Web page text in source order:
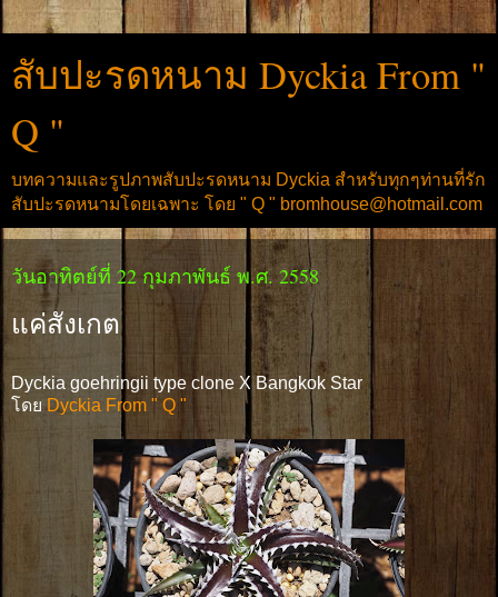
สับปะรดหนาม Dyckia From "
Q "
บทความและรูปภาพสับปะรดหนาม Dyckia สำหรับทุกๆท่านที่รัก
สับปะรดหนามโดยเฉพาะ โดย " Q " bromhouse@hotmail.com
วันอาทิตย์ที่ 22 กุมภาพันธ์ พ.ศ. 2558
แค่สังเกต
Dyckia goehringii type clone X Bangkok Star
โดยDyckia From " Q "